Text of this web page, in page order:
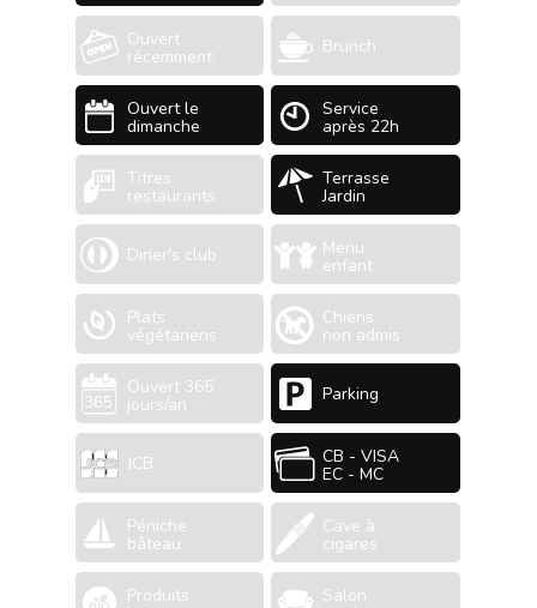
Ouvert
récemment Brunch
Ouvert le
dimanche
Service
après 22h
Titres
restaurants
Terrasse
Jardin
Diner's club Menu
enfant
Plats
végétariens
Chiens
non admis
Ouvert 365
jours/an Parking
JCB CB - VISA
EC - MC
Péniche
bâteau
Cave à
cigares
Produits Salon